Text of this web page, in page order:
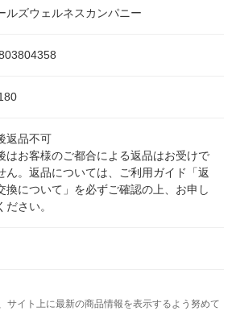
ルズウェルネスカンパニー
返品不可
はお客様のご都合による返品はお受けで
ん。返品については、ご利用ガイド「返
換について」を必ずご確認の上、お申し
ださい。
サイト上に最新の商品情報を表示するよう努めて